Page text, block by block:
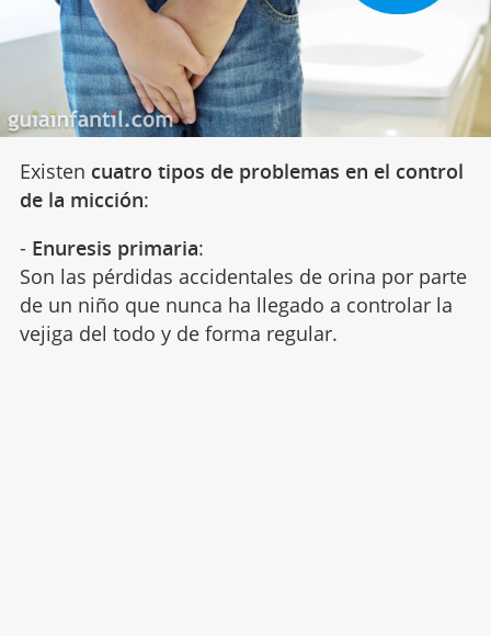
Existen cuatro tipos de problemas en el control
de la micción:
- Enuresis primaria:
Son las pérdidas accidentales de orina por parte
de un niño que nunca ha llegado a controlar la
vejiga del todo y de forma regular.